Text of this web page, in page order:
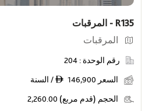
Min
عروض
أظهر الوحدات التي عليها عروض خاصة
R135 - المرقبات
المرقبات
رقم الوحدة : 204
السعر ê 146,900 / السنة
الحجم (قدم مربع) 2,260.00